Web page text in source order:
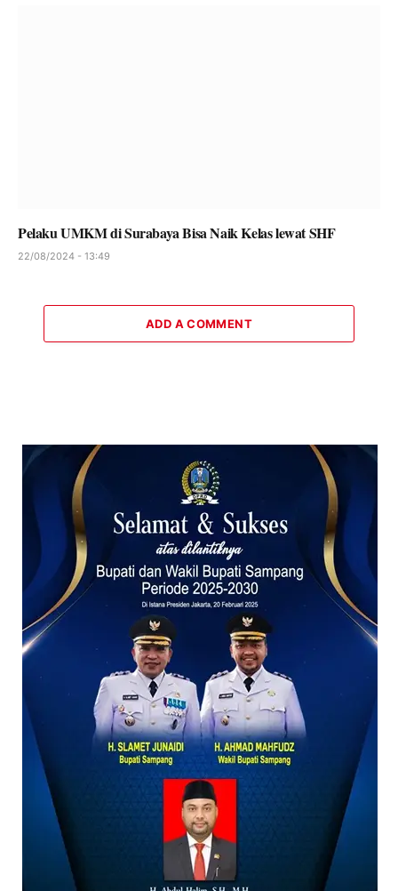
Pelaku UMKM di Surabaya Bisa Naik Kelas lewat SHF
22/08/2024 - 13:49
ADD A COMMENT